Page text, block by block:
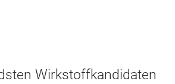
Wirkstoffkandidaten